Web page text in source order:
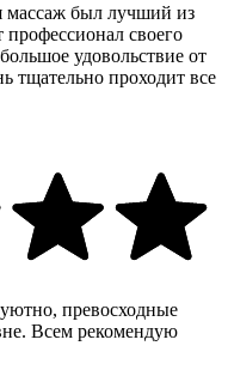
массаж был лучший из
своего
удовольствие от
тщательно проходит все
превосходные
Всем рекомендую